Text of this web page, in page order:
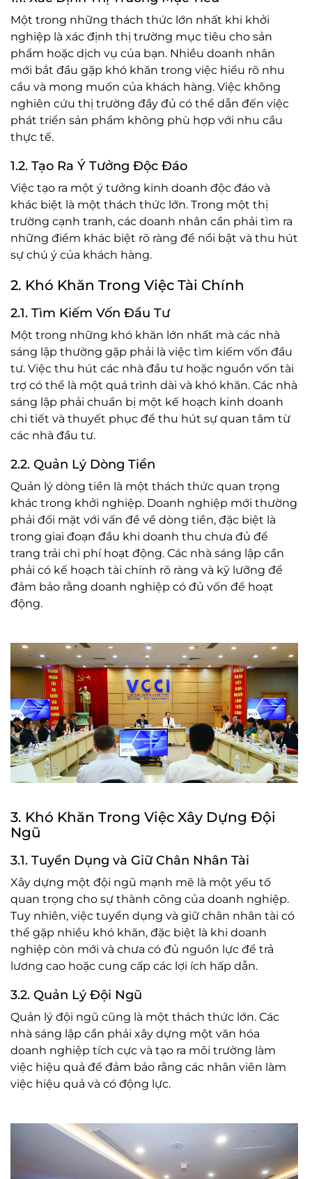
Một trong những thách thức lớn nhất khi khởi
nghiệp là xác định thị trường mục tiêu cho sản
phẩm hoặc dịch vụ của bạn. Nhiều doanh nhân
mới bắt đầu gặp khó khăn trong việc hiểu rõ nhu
cầu và mong muốn của khách hàng. Việc không
nghiên cứu thị trường đầy đủ có thể dẫn đến việc
phát triển sản phẩm không phù hợp với nhu cầu
thực tế.
1.2. Tạo Ra Ý Tưởng Độc Đáo
Việc tạo ra một ý tưởng kinh doanh độc đáo và
khác biệt là một thách thức lớn. Trong một thị
trường cạnh tranh, các doanh nhân cần phải tìm ra
những điểm khác biệt rõ ràng để nổi bật và thu hút
sự chú ý của khách hàng.
2. Khó Khăn Trong Việc Tài Chính
2.1. Tìm Kiếm Vốn Đầu Tư
Một trong những khó khăn lớn nhất mà các nhà
sáng lập thường gặp phải là việc tìm kiếm vốn đầu
tư. Việc thu hút các nhà đầu tư hoặc nguồn vốn tài
trợ có thể là một quá trình dài và khó khăn. Các nhà
sáng lập phải chuẩn bị một kế hoạch kinh doanh
chi tiết và thuyết phục để thu hút sự quan tâm từ
các nhà đầu tư.
2.2. Quản Lý Dòng Tiền
Quản lý dòng tiền là một thách thức quan trọng
khác trong khởi nghiệp. Doanh nghiệp mới thường
phải đối mặt với vấn đề về dòng tiền, đặc biệt là
trong giai đoạn đầu khi doanh thu chưa đủ để
trang trải chi phí hoạt động. Các nhà sáng lập cần
phải có kế hoạch tài chính rõ ràng và kỹ lưỡng để
đảm bảo rằng doanh nghiệp có đủ vốn để hoạt
động.
3. Khó Khăn Trong Việc Xây Dựng Đội
Ngũ
3.1. Tuyển Dụng và Giữ Chân Nhân Tài
Xây dựng một đội ngũ mạnh mẽ là một yếu tố
quan trọng cho sự thành công của doanh nghiệp.
Tuy nhiên, việc tuyển dụng và giữ chân nhân tài có
thể gặp nhiều khó khăn, đặc biệt là khi doanh
nghiệp còn mới và chưa có đủ nguồn lực để trả
lương cao hoặc cung cấp các lợi ích hấp dẫn.
3.2. Quản Lý Đội Ngũ
Quản lý đội ngũ cũng là một thách thức lớn. Các
nhà sáng lập cần phải xây dựng một văn hóa
doanh nghiệp tích cực và tạo ra môi trường làm
việc hiệu quả để đảm bảo rằng các nhân viên làm
việc hiệu quả và có động lực.